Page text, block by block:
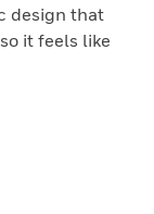
design that
it feels like